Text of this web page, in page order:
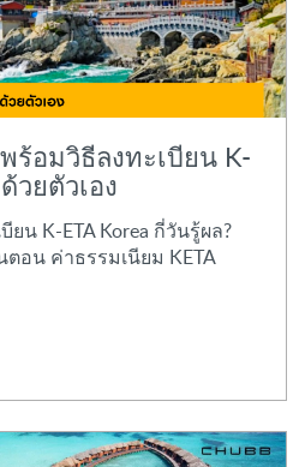
ร้อมวิธีลงทะเบียน K-
วยตัวเอง
ยน K-ETA Korea กี่วันรู้ผล?
อน ค่าธรรมเนียม KETA